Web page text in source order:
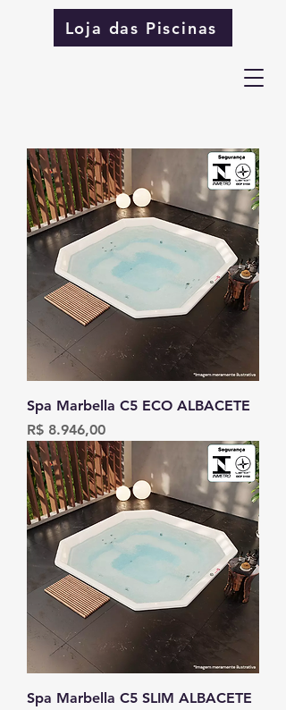
Loja das Piscinas
Spa Marbella C5 ECO ALBACETE
Preço
R$ 8.946,00
Spa Marbella C5 SLIM ALBACETE